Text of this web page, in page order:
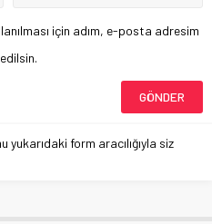
için adım, e-posta adresim
yukarıdaki form aracılığıyla siz